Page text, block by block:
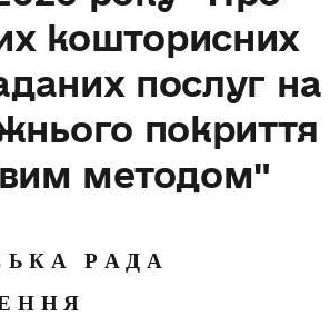
кошторисних
послуг на
покриття
методом"
Ь К А Р А Д А
Н Н Я